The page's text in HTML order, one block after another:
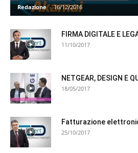
Redazione - 16/12/2016
FIRMA DIGITALE E
11/10/2017
NETGEAR, DESIGN E
18/05/2017
Fatturazione
25/10/2017